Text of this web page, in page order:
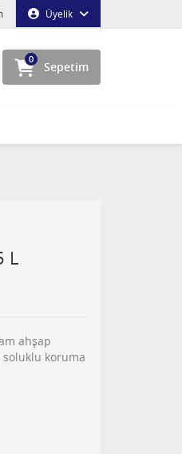
Üyelik
Sepetim
0
L
ahşap
soluklu koruma